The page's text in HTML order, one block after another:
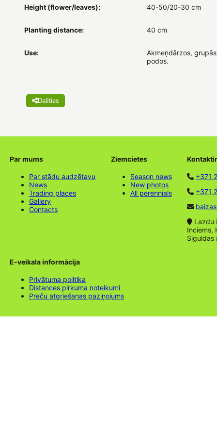
Height (flower/leaves): 40-50/20-30 cm
Planting distance: 40 cm
Use:
Akmeņdārzos,
podos.
Dalīties
Par mums
Par stādu audzētavu
News
Trading places
Gallery
Contacts
Ziemcietes
Season news
New photos
All perennials
+371
+371
Lazdu
Inciems,
Siguldas
E-veikala informācija
Privātuma politika
Distances pirkuma noteikumi
Preču atgriešanas paziņojums